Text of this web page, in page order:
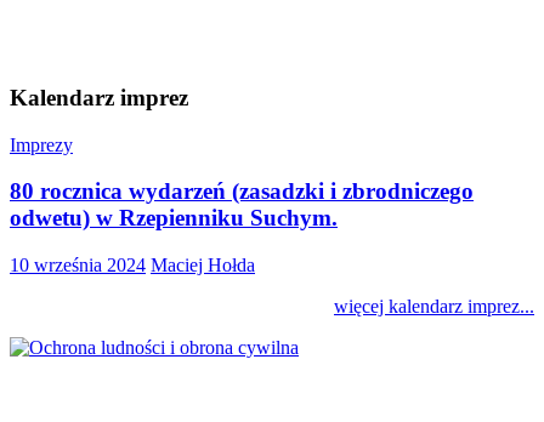
Kalendarz imprez
Imprezy
80 rocznica wydarzeń (zasadzki i zbrodniczego
odwetu) w Rzepienniku Suchym.
10 września 2024 Maciej Hołda
więcej kalendarz imprez...